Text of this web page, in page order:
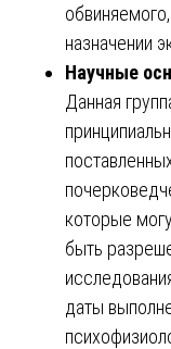
назначении
Научные
Данная
которые
быть
даты